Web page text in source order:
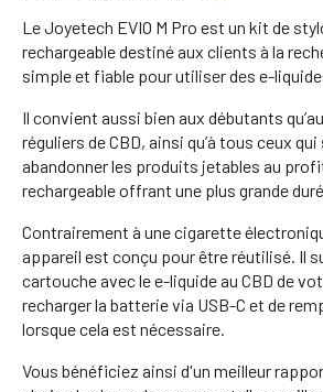
Le Joyetech EVIO M Pro est un kit de
rechargeable destiné aux clients à la
simple et fiable pour utiliser des e-
Il convient aussi bien aux débutants
réguliers de CBD, ainsi qu’à tous ceux
abandonner les produits jetables au
rechargeable offrant une plus grande
Contrairement à une cigarette
appareil est conçu pour être réutilisé. Il
cartouche avec le e-liquide au CBD de
recharger la batterie via USB-C et de
lorsque cela est nécessaire.
Vous bénéficiez ainsi d'un meilleur